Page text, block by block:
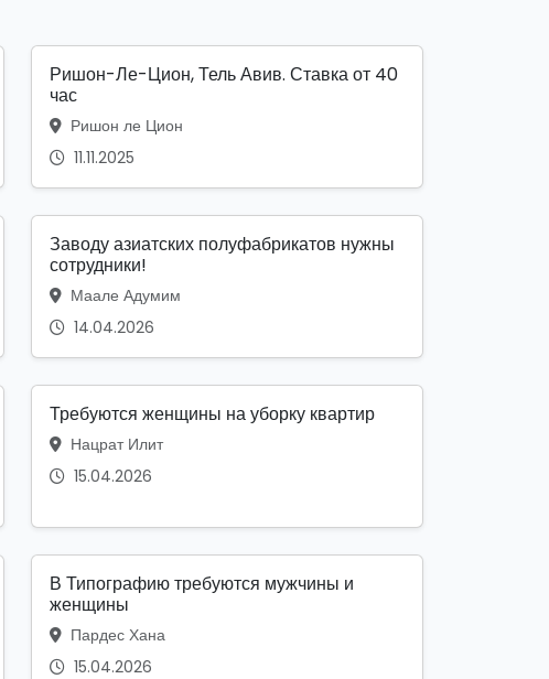
Ришон-Ле-Цион, Тель Авив. Ставка от 40
час
Ришон ле Цион
11.11.2025
Заводу азиатских полуфабрикатов нужны
сотрудники!
Маале Адумим
14.04.2026
Требуются женщины на уборку квартир
Нацрат Илит
15.04.2026
В Типографию требуются мужчины и
женщины
Пардес Хана
15.04.2026